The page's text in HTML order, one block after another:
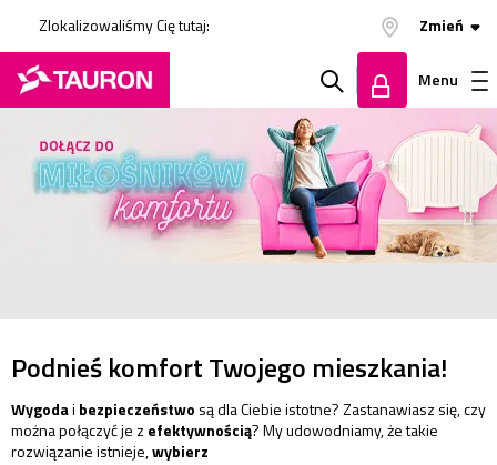
Zlokalizowaliśmy Cię tutaj: Zmień
Szukaj
w
serwisie
Zaloguj
się
Menu
Podnieś komfort Twojego mieszkania!
Wygodai bezpieczeństwo są dla Ciebie istotne? Zastanawiasz się, czy
można połączyć je z efektywnością? My udowodniamy, że takie
rozwiązanie istnieje,wybierz